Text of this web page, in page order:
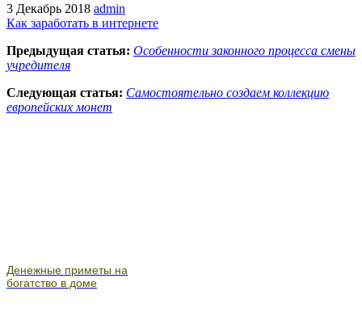
3 Декабрь 2018 admin
Как заработать в интернете
Предыдущая статья: Особенности законного процесса смены
учредителя
Следующая статья: Самостоятельно создаем коллекцию
европейских монет
Денежные приметы на
богатство в доме